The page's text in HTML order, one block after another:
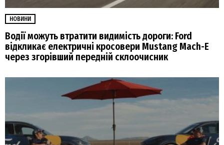
НОВИНИ
Водії можуть втратити видимість дороги: Ford
відкликає електричні кросовери Mustang Mach-E
через згорівший передній склоочисник